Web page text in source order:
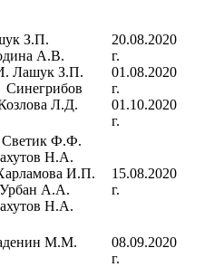
З.П.
А.В.
Лашук З.П.
Л.Д.
20.08.2020
г.
01.08.2020
г.
01.10.2020
г.
Ф.Ф.
Н.А.
И.П.
А.А.
Н.А.
15.08.2020
г.
М.М.
08.09.2020
г.